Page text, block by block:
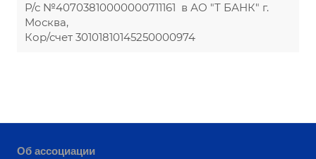
Р/с №40703810000000711161 в АО "Т БАНК" г.
Москва,
Кор/счет 30101810145250000974
Об ассоциации